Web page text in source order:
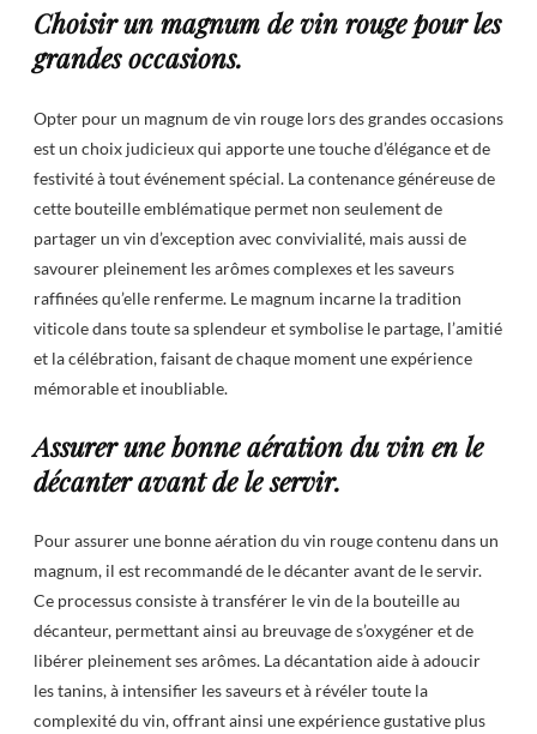
Choisir un magnum de vin rouge pour les
grandes occasions.
Opter pour un magnum de vin rouge lors des grandes occasions
est un choix judicieux qui apporte une touche d’élégance et de
festivité à tout événement spécial. La contenance généreuse de
cette bouteille emblématique permet non seulement de
partager un vin d’exception avec convivialité, mais aussi de
savourer pleinement les arômes complexes et les saveurs
raffinées qu’elle renferme. Le magnum incarne la tradition
viticole dans toute sa splendeur et symbolise le partage, l’amitié
et la célébration, faisant de chaque moment une expérience
mémorable et inoubliable.
Assurer une bonne aération du vin en le
décanter avant de le servir.
Pour assurer une bonne aération du vin rouge contenu dans un
magnum, il est recommandé de le décanter avant de le servir.
Ce processus consiste à transférer le vin de la bouteille au
décanteur, permettant ainsi au breuvage de s’oxygéner et de
libérer pleinement ses arômes. La décantation aide à adoucir
les tanins, à intensifier les saveurs et à révéler toute la
complexité du vin, offrant ainsi une expérience gustative plus